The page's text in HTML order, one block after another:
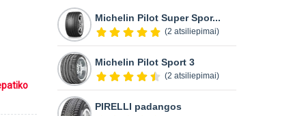
Michelin Pilot Super Spor...
(2 atsiliepimai)
Michelin Pilot Sport 3
(2 atsiliepimai)
PIRELLI padangos